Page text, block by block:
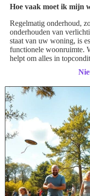
Hoe vaak moet ik mijn
Regelmatig onderhoud,
onderhouden van
staat van uw woning, is
functionele woonruimte.
helpt om alles in